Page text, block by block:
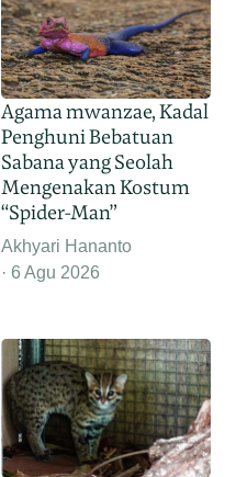
Agama mwanzae, Kadal
Penghuni Bebatuan
Sabana yang Seolah
Mengenakan Kostum
“Spider-Man”
Akhyari Hananto
6 Agu 2026